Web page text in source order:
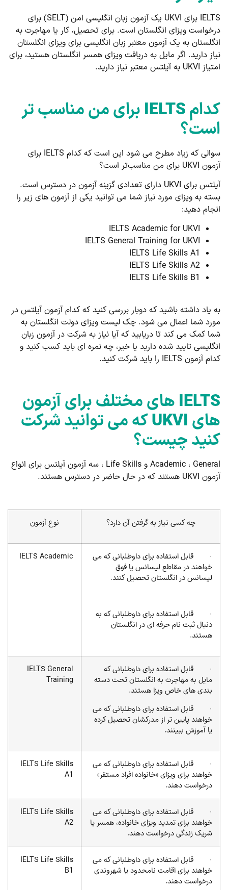
IELTS برای UKVI یک آزمون زبان انگلیسی امن (SELT) برای
درخواست ویزای انگلستان است. برای تحصیل، کار یا مهاجرت به
انگلستان به یک آزمون معتبر زبان انگلیسی برای ویزای انگلستان
نیاز دارید. اگر مایل به دریافت ویزای همسر انگلستان هستید، برای
امتیاز UKVI به آیلتس معتبر نیاز دارید.
کدامIELTS برای من مناسب تر
است؟
سوالی که زیاد مطرح می شود این است که کدام IELTS برای
آزمون UKVI برای من مناسب‌تر است؟
آیلتس برای UKVI دارای تعدادی گزینه آزمون در دسترس است.
بسته به ویزای مورد نیاز شما می توانید یکی از آزمون های زیر را
انجام دهید:
IELTS Academic for UKVI
IELTS General Training for UKVI
IELTS Life Skills A1
IELTS Life Skills A2
IELTS Life Skills B1
به یاد داشته باشید که دوبار بررسی کنید که کدام آزمون آیلتس در
مورد شما اعمال می شود. چک لیست ویزای دولت انگلستان به
شما کمک می کند تا دریابید که آیا نیاز به شرکت در آزمون زبان
انگلیسی تایید شده دارید یا خیر، چه نمره ای باید کسب کنید و
کدام آزمون IELTS را باید شرکت کنید.
IELTS های مختلف برای آزمون
های UKVIکه می توانید شرکت
کنید چیست؟
Academic ، General و Life Skills ، سه آزمون آیلتس برای انواع
آزمون UKVI هستند که در حال حاضر در دسترس هستند.
چه کسی نیاز به گرفتن آن دارد؟ نوع آزمون
· قابل استفاده برای داوطلبانی که می
خواهند در مقاطع لیسانس یا فوق
لیسانس در انگلستان تحصیل کنند.
· قابل استفاده برای داوطلبانی که به
دنبال ثبت نام حرفه ای در انگلستان
هستند.
IELTS Academic
· قابل استفاده برای داوطلبانی که
مایل به مهاجرت به انگلستان تحت دسته
بندی های خاص ویزا هستند.
· قابل استفاده برای داوطلبانی که می
خواهند پایین تر از مدرکشان تحصیل کرده
یا آموزش ببینند.
IELTS General
Training
· قابل استفاده برای داوطلبانی که می
خواهند برای ویزای «خانواده افراد مستقر»
درخواست دهند.
IELTS Life Skills
A1
· قابل استفاده برای داوطلبانی که می
خواهند برای تمدید ویزای خانواده، همسر یا
شریک زندگی درخواست دهند.
IELTS Life Skills
A2
· قابل استفاده برای داوطلبانی که می
خواهند برای اقامت نامحدود یا شهروندی
درخواست دهند.
IELTS Life Skills
B1